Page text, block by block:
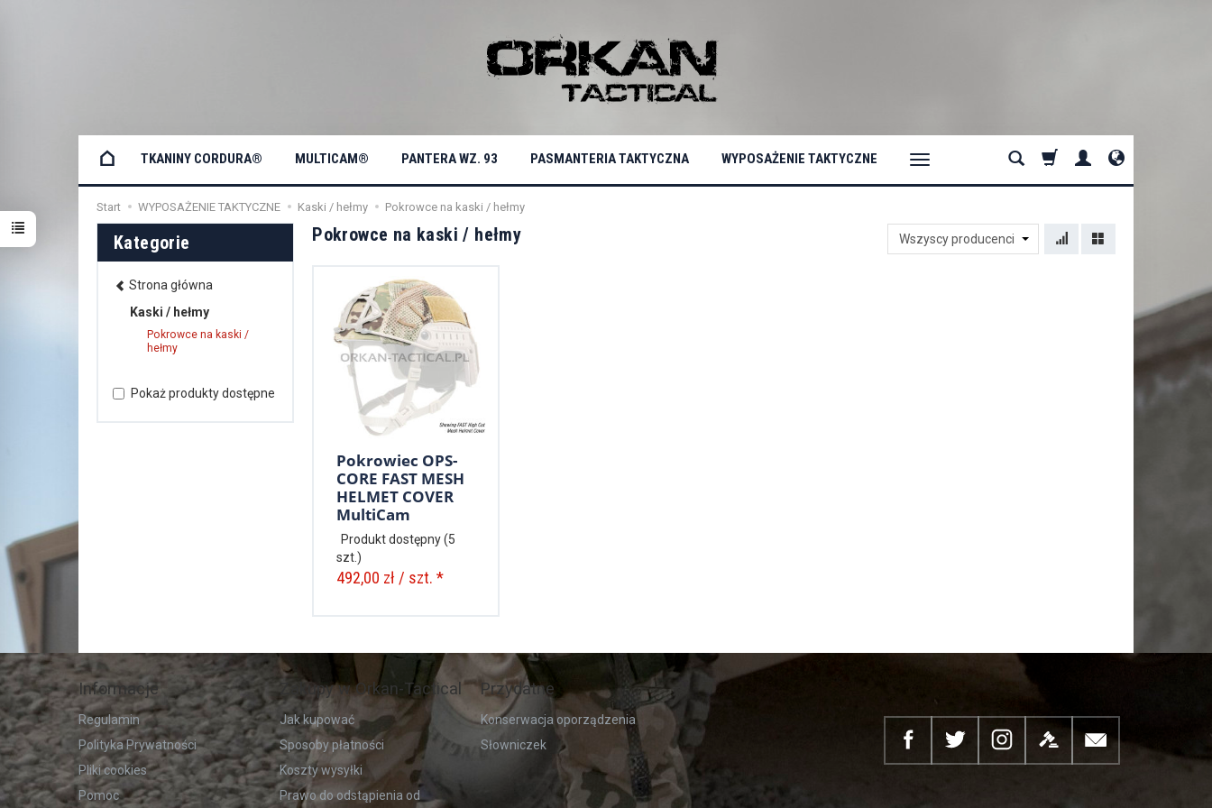
TKANINY CORDURA® MULTICAM® PANTERA WZ. 93 PASMANTERIA TAKTYCZNA WYPOSAŻENIE TAKTYCZNE
Start WYPOSAŻENIE TAKTYCZNE Kaski / hełmy Pokrowce na kaski / hełmy
Pokrowce na kaski / hełmy
Pokrowiec OPS-
CORE FAST MESH
HELMET COVER
MultiCam
Produkt dostępny(5
szt.)
492,00 zł / szt. *
Kategorie
Strona główna
Kaski / hełmy
Pokrowce na kaski /
hełmy
Pokaż produkty dostępne
Informacje
Regulamin
Polityka Prywatności
Pliki cookies
Pomoc
Zakupy w Orkan-Tactical
Jak kupować
Sposoby płatności
Koszty wysyłki
Prawo do odstąpienia od
Przydatne
Konserwacja oporządzenia
Słowniczek